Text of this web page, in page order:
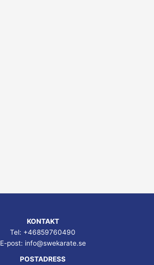
KONTAKT
Tel: +46859760490
E-post: info@swekarate.se
POSTADRESS